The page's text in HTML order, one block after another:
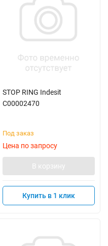
STOP RING Indesit
C00002470
Под заказ
Цена по запросу
В корзину
Купить в 1 клик